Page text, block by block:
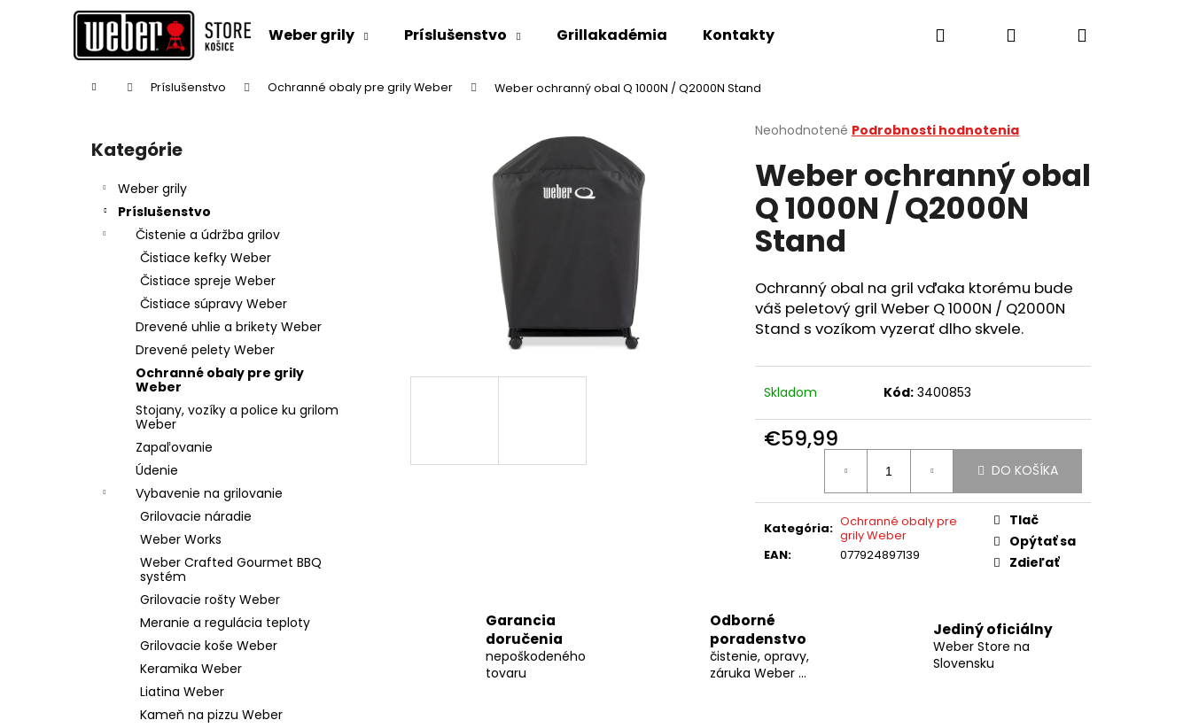
Weber grily Príslušenstvo Grillakadémia Kontakty Hľadať PrihlásenieNákupný
Domov Príslušenstvo Ochranné obaly pre grily Weber Weber ochranný obal Q 1000N / Q2000N Stand
Preskočiť
kategórie
Kategórie
Weber grily
Príslušenstvo
Čistenie a údržba grilov
Čistiace kefky Weber
Čistiace spreje Weber
Čistiace súpravy Weber
Drevené uhlie a brikety Weber
Drevené pelety Weber
Ochranné obaly pre grily
Weber
Stojany, vozíky a police ku grilom
Weber
Zapaľovanie
Údenie
Vybavenie na grilovanie
Grilovacie náradie
Weber Works
Weber Crafted Gourmet BBQ
systém
Grilovacie rošty Weber
Meranie a regulácia teploty
Grilovacie koše Weber
Keramika Weber
Liatina Weber
Kameň na pizzu Weber
Priemerné
produktu
je
0,0
z
5
hviezdičiek.
Neohodnotené Podrobnosti hodnotenia
Weber ochranný obal
Q 1000N / Q2000N
Stand
Ochranný obal na gril vďaka ktorému bude
váš peletový gril Weber Q 1000N / Q2000N
Stand s vozíkom vyzerať dlho skvele.
Skladom Kód: 3400853
€59,99
Jednotková
DO KOŠÍKA
Kategória: Ochranné obaly pre
grily Weber
EAN: 077924897139
Tlač
Opýtať sa
Zdieľať
Garancia
doručenia
nepoškodeného
tovaru
Odborné
poradenstvo
čistenie, opravy,
záruka Weber ...
Jediný oficiálny
Weber Store na
Slovensku
Späť
Späť
Čo potrebujete nájsť?
Odporúčame
WEBER GO-ANYWHERE PRENOSNÝ GRIL
NA UHLIE
€119,99
DARČEKOVÁ POUKÁŽKA NA
GRILLAKADÉMIU